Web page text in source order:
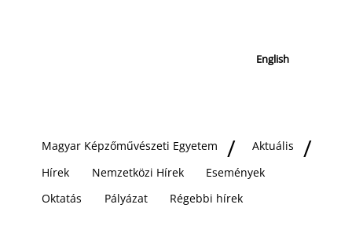
English
Magyar Képzőművészeti Egyetem
Aktuális
Hírek
Nemzetközi Hírek
Események
Oktatás
Pályázat Régebbi hírek